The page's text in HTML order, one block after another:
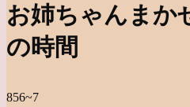
お姉ちゃんまか
の時間
856~7